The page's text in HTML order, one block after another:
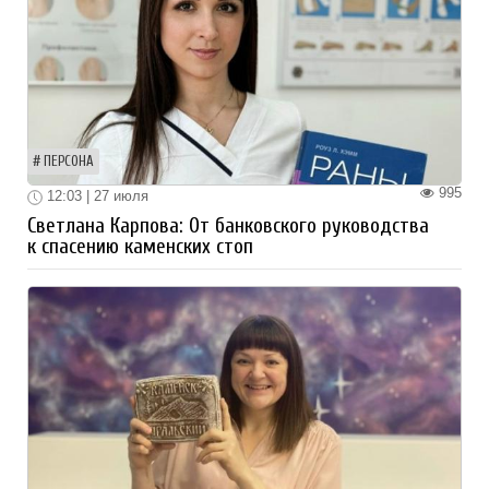
ПЕРСОНА
995
12:03 | 27 июля
Светлана Карпова: От банковского руководства
к спасению каменских стоп